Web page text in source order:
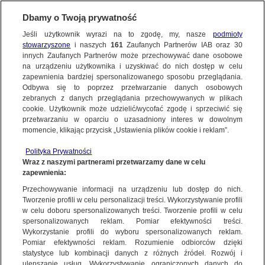
FAKTY | FAKTY PO POŁUDNIU
Poseł PiS apeluje do osób, które ignorują COVID-19: opamiętajcie się
NAJNOWSZE
ZOBACZ FAKTY
FAKTY PO FAKTACH
FAKTY O ŚWIECIE
WIĘCEJ
KANAŁY
Dzień dobry!
Jedno konto do wszystkich usług
Dbamy o Twoją prywatność
Jeśli użytkownik wyrazi na to zgodę, my, nasze podmioty
stowarzyszone i naszych 161Zaufanych Partnerów IAB oraz 30
innych Zaufanych Partnerów może przechowywać dane osobowe
na urządzeniu użytkownika i uzyskiwać do nich dostęp w celu
zapewnienia bardziej spersonalizowanego sposobu przeglądania.
Odbywa się to poprzez przetwarzanie danych osobowych
zebranych z danych przeglądania przechowywanych w plikach
cookie. Użytkownik może udzielić/wycofać zgodę i sprzeciwić się
przetwarzaniu w oparciu o uzasadniony interes w dowolnym
momencie, klikając przycisk „Ustawienia plików cookie i reklam”.
Polityka Prywatności
Wraz z naszymi partnerami przetwarzamy dane w celu
zapewnienia:
Przechowywanie informacji na urządzeniu lub dostęp do nich.
Tworzenie profili w celu personalizacji treści. Wykorzystywanie profili
w celu doboru spersonalizowanych treści. Tworzenie profili w celu
spersonalizowanych reklam. Pomiar efektywności treści.
Wykorzystanie profili do wyboru spersonalizowanych reklam.
Pomiar efektywności reklam. Rozumienie odbiorców dzięki
statystyce lub kombinacji danych z różnych źródeł. Rozwój i